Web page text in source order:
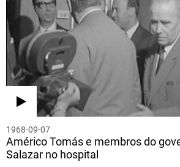
1968-09-07
Américo Tomás e membros do
Salazar no hospital